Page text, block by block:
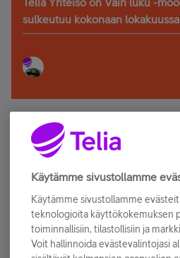
sulkeutuu kokonaan lokakuussa
Älä jää paitsi – osallistu
Tilaa Telian uutiskirje ja olet
sähköpostiisi.
Tilaa nyt
Käytämme sivustollamme
Käytämme sivustollamme
teknologioita käyttökokemuksen
toiminnallisiin, tilastollisiin ja
Voit hallinnoida evästevalintojasi